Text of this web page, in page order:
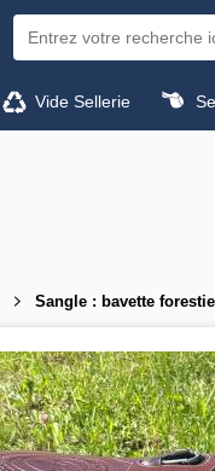
Vide Sellerie
Sangle : bavette